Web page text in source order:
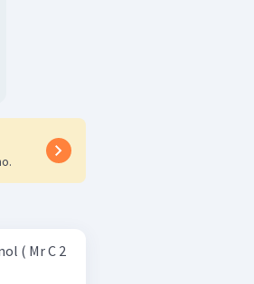
( Mr C 2